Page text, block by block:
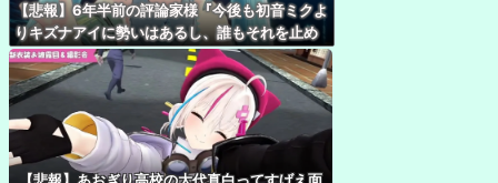
【悲報】6年半前の評論家様『今後も初音ミクよ
りキズナアイに勢いはあるし、誰もそれを止め
ることはできない』